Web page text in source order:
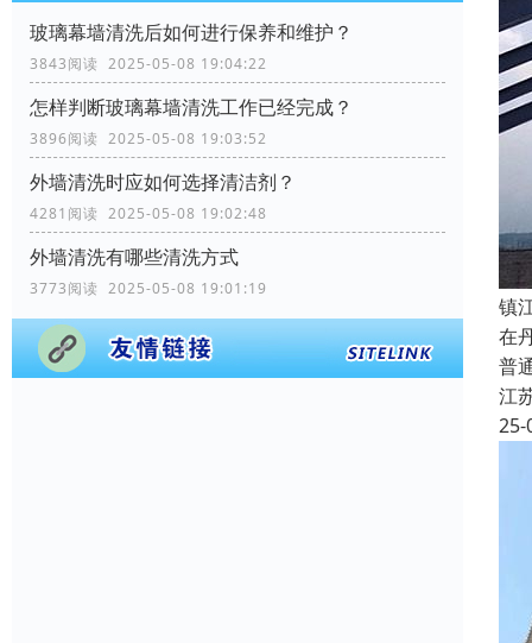
玻璃幕墙清洗后如何进行保养和维护？
3843阅读 2025-05-08 19:04:22
怎样判断玻璃幕墙清洗工作已经完成？
3896阅读 2025-05-08 19:03:52
外墙清洗时应如何选择清洁剂？
4281阅读 2025-05-08 19:02:48
外墙清洗有哪些清洗方式
3773阅读 2025-05-08 19:01:19
镇
在
普
江
25-